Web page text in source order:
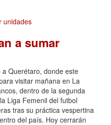
a sumar
Querétaro, donde este
visitar mañana en La
dentro de la segunda
Liga Femenil del futbol
tras su práctica vespertina
del país. Hoy cerrarán